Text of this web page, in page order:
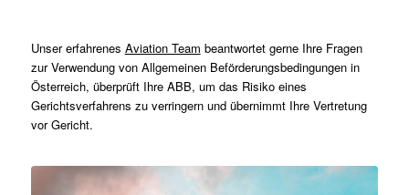
Unser erfahrenes Aviation Team beantwortet gerne Ihre Fragen
zur Verwendung von Allgemeinen Beförderungsbedingungen in
Österreich, überprüft Ihre ABB, um das Risiko eines
Gerichtsverfahrens zu verringern und übernimmt Ihre Vertretung
vor Gericht.